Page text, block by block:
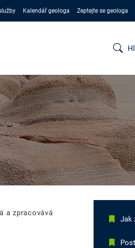
Kalendář geologa Zeptejte se geologa
a zpracovává
Jak